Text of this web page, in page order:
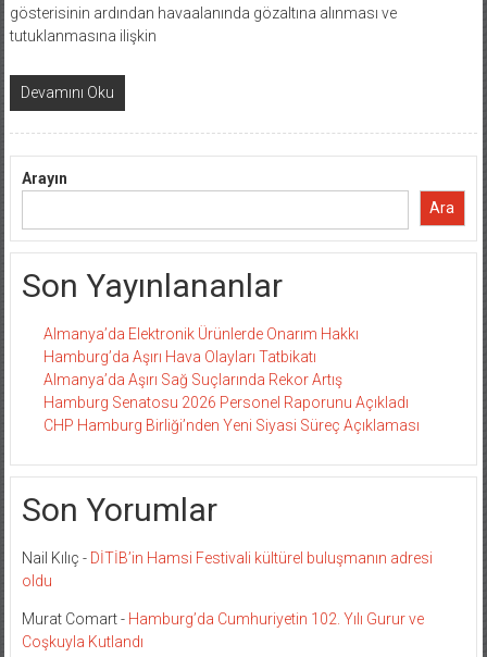
gösterisinin ardından havaalanında gözaltına alınması ve
tutuklanmasına ilişkin
Devamını Oku
Arayın
Ara
Son Yayınlananlar
Almanya’da Elektronik Ürünlerde Onarım Hakkı
Hamburg’da Aşırı Hava Olayları Tatbikatı
Almanya’da Aşırı Sağ Suçlarında Rekor Artış
Hamburg Senatosu 2026 Personel Raporunu Açıkladı
CHP Hamburg Birliği’nden Yeni Siyasi Süreç Açıklaması
Son Yorumlar
Nail Kılıç - DİTİB’in Hamsi Festivali kültürel buluşmanın adresi
oldu
Murat Comart- Hamburg’da Cumhuriyetin 102. Yılı Gurur ve
Coşkuyla Kutlandı